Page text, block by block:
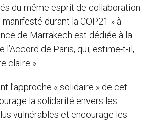
du même esprit de collaboration
durant la COP21 » à
de Marrakech est dédiée à la
de Paris, qui, estime-t-il,
claire ».
l’approche « solidaire » de cet
la solidarité envers les
vulnérables et encourage les